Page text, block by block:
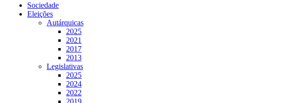
Sociedade
Eleições
Autárquicas
2025
2021
2017
2013
Legislativas
2025
2024
2022
2019